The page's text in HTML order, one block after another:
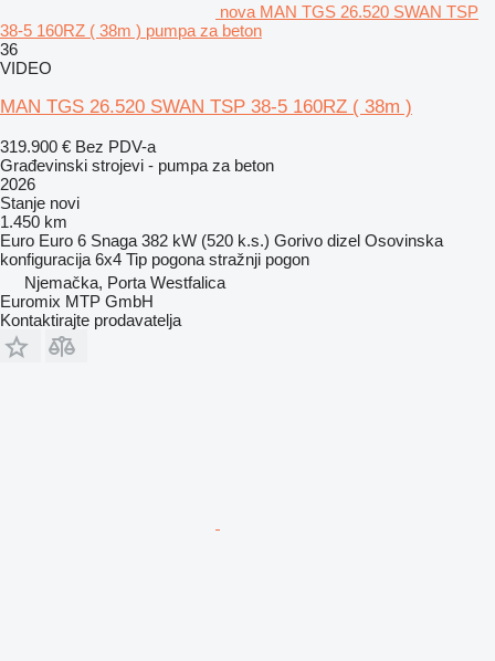
nova MAN TGS 26.520 SWAN TSP
38-5 160RZ ( 38m ) pumpa za beton
36
VIDEO
MAN TGS 26.520 SWAN TSP 38-5 160RZ ( 38m )
319.900 € Bez PDV-a
Građevinski strojevi - pumpa za beton
2026
Stanje novi
1.450 km
Euro Euro 6 Snaga 382 kW (520 k.s.) Gorivo dizel Osovinska
konfiguracija 6x4 Tip pogona stražnji pogon
Njemačka, Porta Westfalica
Euromix MTP GmbH
Kontaktirajte prodavatelja